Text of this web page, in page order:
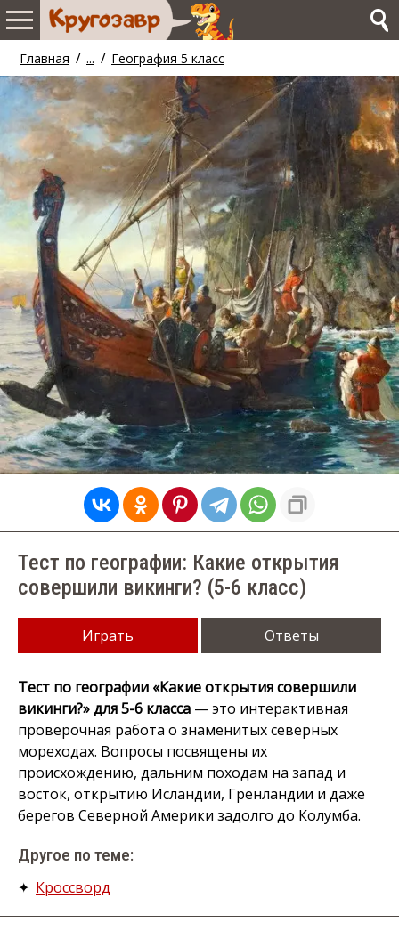
Главная / ... / География 5 класс
Тест по географии: Какие открытия
совершили викинги? (5-6 класс)
Играть Ответы
Тест по географии «Какие открытия совершили
викинги?» для 5-6 класса — это интерактивная
проверочная работа о знаменитых северных
мореходах. Вопросы посвящены их
происхождению, дальним походам на запад и
восток, открытию Исландии, Гренландии и даже
берегов Северной Америки задолго до Колумба.
Другое по теме:
✦ Кроссворд